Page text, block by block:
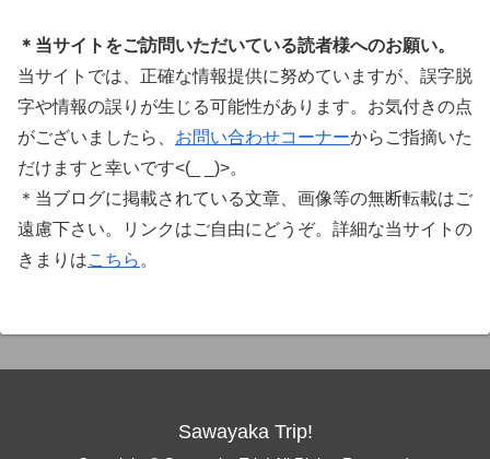
＊当サイトをご訪問いただいている読者様へのお願い。
当サイトでは、正確な情報提供に努めていますが、誤字脱
字や情報の誤りが生じる可能性があります。お気付きの点
がございましたら、 お問い合わせコーナーからご指摘いた
だけますと幸いです<(_ _)>。
＊当ブログに掲載されている文章、画像等の無断転載はご
遠慮下さい。リンクはご自由にどうぞ。詳細な当サイトの
きまりはこちら 。
Sawayaka Trip!